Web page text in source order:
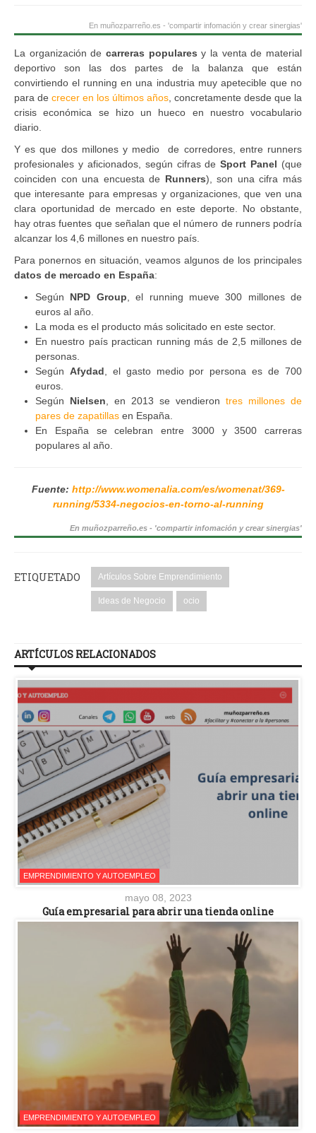
En muñozparreño.es - 'compartir infomación y crear sinergias'
La organización de carreras populares y la venta de material
deportivo son las dos partes de la balanza que están
convirtiendo el running en una industria muy apetecible que no
para de crecer en los últimos años , concretamente desde que la
crisis económica se hizo un hueco en nuestro vocabulario
diario.
Y es que dos millones y medio de corredores, entre runners
profesionales y aficionados, según cifras deSport Panel (que
coinciden con una encuesta de Runners), son una cifra más
que interesante para empresas y organizaciones, que ven una
clara oportunidad de mercado en este deporte. No obstante,
hay otras fuentes que señalan que el número de runners podría
alcanzar los 4,6 millones en nuestro país.
Para ponernos en situación, veamos algunos de los principales
datos de mercado en España:
Según NPD Group , el running mueve 300 millones de
euros al año.
La moda es el producto más solicitado en este sector.
En nuestro país practican running más de 2,5 millones de
personas.
Según Afydad , el gasto medio por persona es de 700
euros.
Según Nielsen , en 2013 se vendieron tres millones de
pares de zapatillas en España.
En España se celebran entre 3000 y 3500 carreras
populares al año.
Fuente: http://www.womenalia.com/es/womenat/369-
running/5334-negocios-en-torno-al-running
En muñozparreño.es - 'compartir infomación y crear sinergias'
ETIQUETADO Artículos Sobre Emprendimiento
Ideas de Negocio ocio
ARTÍCULOS RELACIONADOS
EMPRENDIMIENTO Y AUTOEMPLEO
mayo 08, 2023
Guía empresarial para abrir una tienda online
EMPRENDIMIENTO Y AUTOEMPLEO